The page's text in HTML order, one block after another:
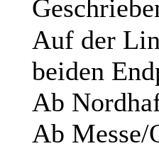
Auf der
beiden
Ab
Ab Messe/